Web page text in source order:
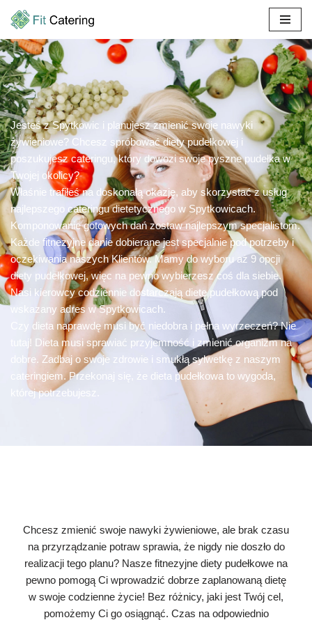
Przejdź
do
treści
Jesteś z Spytkowic i planujesz zmienić swoje nawyki
żywieniowe? Chcesz spróbować diety pudełkowej i
poszukujesz cateringu, który dowozi swoje pyszne pudełka w
Twojej okolicy?
Właśnie trafiłeś na doskonałą okazję, aby skorzystać z usług
najlepszego cateringu dietetycznego w Spytkowicach.
Komponowanie gotowych dań zostaw najlepszym specjalistom.
Każde fitnezyjne danie dobierane jest specjalnie pod potrzeby i
oczekiwania naszych Klientów. Mamy do wyboru aż 9 opcji
diety pudełkowej, więc na pewno wybierzesz coś dla siebie.
Nasi kierowcy codziennie dostarczają dietę pudełkową pod
wskazany adres w Spytkowicach.
Czy dieta naprawdę musi być niedobra i pełna wyrzeczeń? Nie
tutaj! Dieta musi sprawiać przyjemność i zmienić organizm na
dobre. Zadbaj o swoje zdrowie i smukłą sylwetkę z naszym
cateringiem. Przekonaj się, że dieta pudełkowa to wygoda,
której potrzebujesz.
Chcesz zmienić swoje nawyki żywieniowe, ale brak czasu
na przyrządzanie potraw sprawia, że nigdy nie doszło do
realizacji tego planu? Nasze fitnezyjne diety pudełkowe na
pewno pomogą Ci wprowadzić dobrze zaplanowaną dietę
w swoje codzienne życie! Bez różnicy, jaki jest Twój cel,
pomożemy Ci go osiągnąć. Czas na odpowiednio